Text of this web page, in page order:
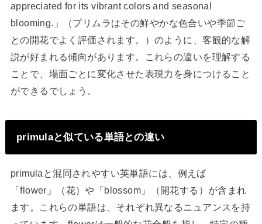
appreciated for its vibrant colors and seasonal
blooming.」（プリムラはその鮮やかな色合いや季節ご
との開花でよく評価されます。）のように、客観的な解
説が好まれる傾向があります。これらの違いを理解する
ことで、場面ごとに変化させた表現力を身につけること
ができるでしょう。
primulaと似ている単語との違い
primulaと混同されやすい英単語には、例えば
「flower」（花）や「blossom」（開花する）が含まれ
ます。これらの単語は、それぞれ異なるニュアンスを持